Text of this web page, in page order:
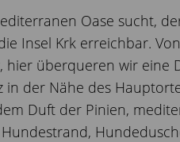
Oase sucht,
Insel Krk erreichbar.
überqueren wir
in der Nähe des
Duft der Pinien,